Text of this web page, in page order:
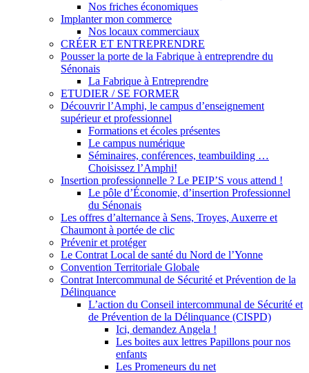
Nos friches économiques
Implanter mon commerce
Nos locaux commerciaux
CRÉER ET ENTREPRENDRE
Pousser la porte de la Fabrique à entreprendre du
Sénonais
La Fabrique à Entreprendre
ETUDIER / SE FORMER
Découvrir l’Amphi, le campus d’enseignement
supérieur et professionnel
Formations et écoles présentes
Le campus numérique
Séminaires, conférences, teambuilding …
Choisissez l’Amphi!
Insertion professionnelle ? Le PEIP’S vous attend !
Le pôle d’Économie, d’insertion Professionnel
du Sénonais
Les offres d’alternance à Sens, Troyes, Auxerre et
Chaumont à portée de clic
Prévenir et protéger
Le Contrat Local de santé du Nord de l’Yonne
Convention Territoriale Globale
Contrat Intercommunal de Sécurité et Prévention de la
Délinquance
L’action du Conseil intercommunal de Sécurité et
de Prévention de la Délinquance (CISPD)
Ici, demandez Angela !
Les boites aux lettres Papillons pour nos
enfants
Les Promeneurs du net